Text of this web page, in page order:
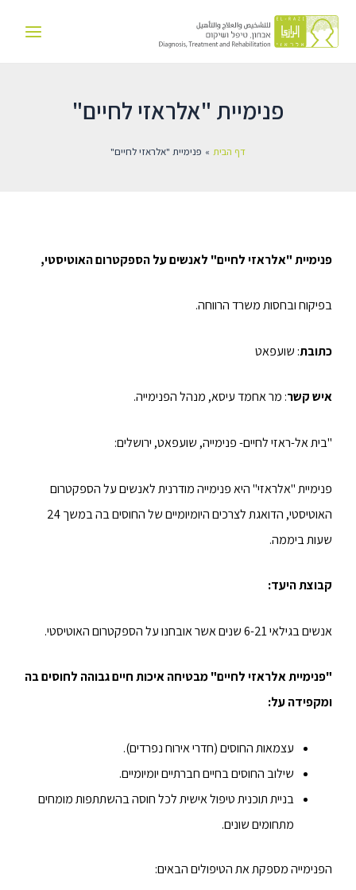
לתוכן
Menu
פנימיית "אלראזי לחיים"
דף הבית פנימיית "אלראזי לחיים"
פנימיית "אלראזי לחיים" לאנשים על הספקטרום האוטיסטי,
בפיקוח ובחסות משרד הרווחה.
כתובת: שועפאט
איש קשר: מר אחמד עיסא, מנהל הפנימייה.
"בית אל-ראזי לחיים- פנימייה, שועפאט, ירושלים:
פנימיית "אלראזי" היא פנימייה מודרנית לאנשים על הספקטרום
האוטיסטי, הדואגת לצרכים היומיומיים של החוסים בה במשך 24
שעות ביממה.
קבוצת היעד:
אנשים בגילאי 6-21 שנים אשר אובחנו על הספקטרום האוטיסטי.
"פנימיית אלראזי לחיים" מבטיחה איכות חיים גבוהה לחוסים בה
ומקפידה על:
עצמאות החוסים (חדרי אירוח נפרדים).
שילוב החוסים בחיים חברתיים יומיומיים.
בניית תוכנית טיפול אישית לכל חוסה בהשתתפות מומחים
מתחומים שונים.
הפנימייה מספקת את הטיפולים הבאים: